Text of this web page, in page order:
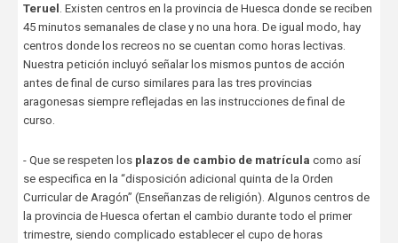
Teruel . Existen centros en la provincia de Huesca donde se reciben
45 minutos semanales de clase y no una hora. De igual modo, hay
centros donde los recreos no se cuentan como horas lectivas.
Nuestra petición incluyó señalar los mismos puntos de acción
antes de final de curso similares para las tres provincias
aragonesas siempre reflejadas en las instrucciones de final de
curso.
- Que se respeten los plazos de cambio de matrícula como así
se especifica en la “disposición adicional quinta de la Orden
Curricular de Aragón” (Enseñanzas de religión). Algunos centros de
la provincia de Huesca ofertan el cambio durante todo el primer
trimestre, siendo complicado establecer el cupo de horas